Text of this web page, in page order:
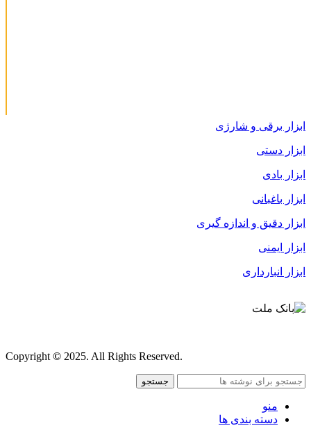
ابزار برقی و شارژی
ابزار دستی
ابزار بادی
ابزار باغبانی
ابزار دقیق و اندازه گیری
ابزار ایمنی
ابزار انبارداری
Copyright© 2025. All Rights Reserved.
جستجو
منو
دسته بندی ها